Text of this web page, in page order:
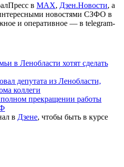
в МАХ, Дзен.Новости, а
новостями СЗФО в
и оперативное — в telegram-
в Ленобласти хотят сделать
депутата из Ленобласти,
коллеги
прекращении работы
в Дзене, чтобы быть в курсе